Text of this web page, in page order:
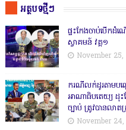
អត្ថបទថ្មីៗ
ផ្ទះកែងចាប់បើក
ស្វាគមន៍ វគ្គ១
November 25,
ករណីលក់ដូរតាមបណ្ត
អាណាធិបតេយ្យ ដុះស្
ច្បាប់ ត្រូវបានលាត
November